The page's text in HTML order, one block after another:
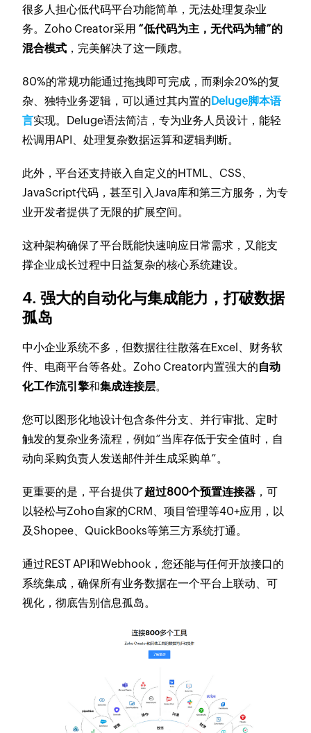
很多人担心低代码平台功能简单，无法处理复杂业
务。Zoho Creator采用 “低代码为主，无代码为辅”的
混合模式 ，完美解决了这一顾虑。
80%的常规功能通过拖拽即可完成，而剩余20%的复
杂、独特业务逻辑，可以通过其内置的Deluge脚本语
言实现。Deluge语法简洁，专为业务人员设计，能轻
松调用API、处理复杂数据运算和逻辑判断。
此外，平台还支持嵌入自定义的HTML、CSS、
JavaScript代码，甚至引入Java库和第三方服务，为专
业开发者提供了无限的扩展空间。
这种架构确保了平台既能快速响应日常需求，又能支
撑企业成长过程中日益复杂的核心系统建设。
4. 强大的自动化与集成能力，打破数据
孤岛
中小企业系统不多，但数据往往散落在Excel、财务软
件、电商平台等各处。Zoho Creator内置强大的自动
化工作流引擎和集成连接层。
您可以图形化地设计包含条件分支、并行审批、定时
触发的复杂业务流程，例如“当库存低于安全值时，自
动向采购负责人发送邮件并生成采购单”。
更重要的是，平台提供了超过800个预置连接器 ，可
以轻松与Zoho自家的CRM、项目管理等40+应用，以
及Shopee、QuickBooks等第三方系统打通。
通过REST API和Webhook，您还能与任何开放接口的
系统集成，确保所有业务数据在一个平台上联动、可
视化，彻底告别信息孤岛。